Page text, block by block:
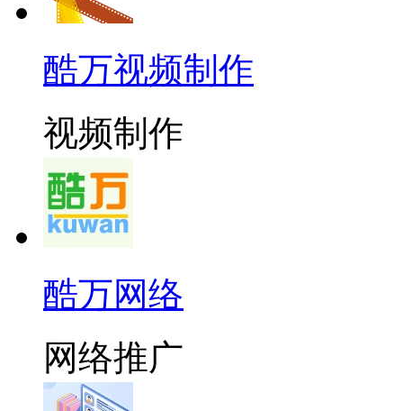
酷万视频制作
视频制作
酷万网络
网络推广